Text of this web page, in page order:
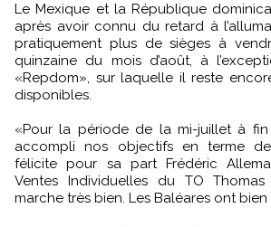
Le Mexique et la République
après avoir connu du retard à
pratiquement plus de sièges à
quinzaine du mois d’août, à
«Repdom», sur laquelle il reste
disponibles.
«Pour la période de la mi-juillet à
accompli nos objectifs en terme de
félicite pour sa part Frédéric
Ventes Individuelles du TO
marche très bien. Les Baléares ont bien